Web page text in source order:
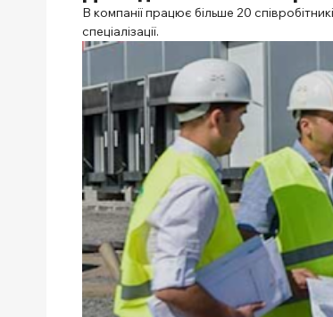
В компанії працює більше 20
спеціалізації.